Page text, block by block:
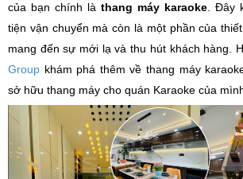
của bạn chính là thang máy karaoke . Đây
tiện vận chuyển mà còn là một phần của
mang đến sự mới lạ và thu hút khách hàng.
Group khám phá thêm về thang máy
sở hữu thang máy cho quán Karaoke của